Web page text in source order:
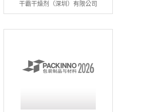
干霸干燥剂（深圳）有限公司